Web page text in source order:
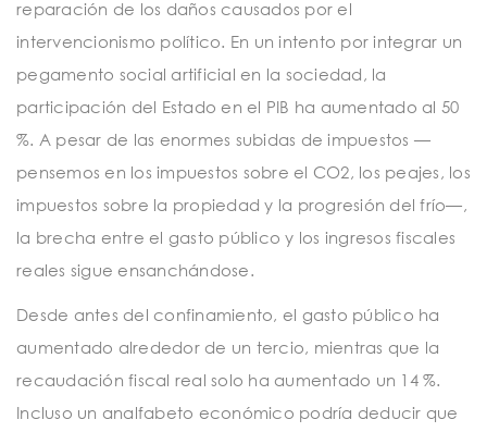
reparación de los daños causados por el
intervencionismo político. En un intento por integrar un
pegamento social artificial en la sociedad, la
participación del Estado en el PIB ha aumentado al 50
%. A pesar de las enormes subidas de impuestos —
pensemos en los impuestos sobre el CO2, los peajes, los
impuestos sobre la propiedad y la progresión del frío—,
la brecha entre el gasto público y los ingresos fiscales
reales sigue ensanchándose.
Desde antes del confinamiento, el gasto público ha
aumentado alrededor de un tercio, mientras que la
recaudación fiscal real solo ha aumentado un 14 %.
Incluso un analfabeto económico podría deducir que